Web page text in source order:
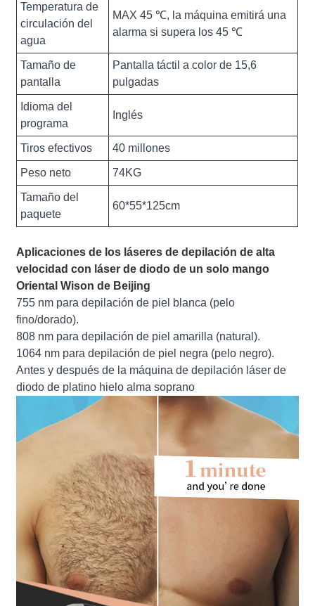
Temperatura de
circulación del
agua
MAX 45 ℃, la máquina emitirá una
alarma si supera los 45 ℃
Tamaño de
pantalla
Pantalla táctil a color de 15,6
pulgadas
Idioma del
programa
Inglés
Tiros efectivos 40 millones
Peso neto 74KG
Tamaño del
paquete
60*55*125cm
Aplicaciones de los láseres de depilación de alta
velocidad con láser de diodo de un solo mango
Oriental Wison de Beijing
755 nm para depilación de piel blanca (pelo
fino/dorado).
808 nm para depilación de piel amarilla (natural).
1064 nm para depilación de piel negra (pelo negro).
Antes y después de la máquina de depilación láser de
diodo de platino hielo alma soprano